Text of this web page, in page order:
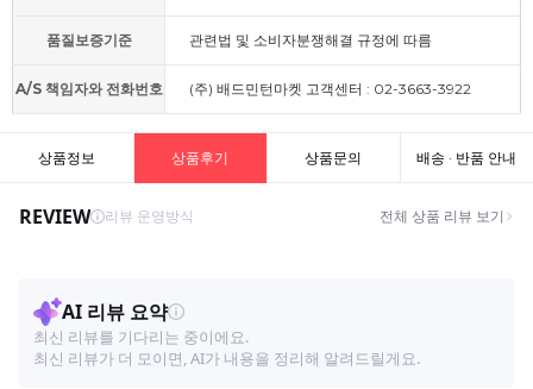
품질보증기준 관련법 및 소비자분쟁해결 규정에 따름
A/S 책임자와 전화번호 (주) 배드민턴마켓 고객센터 : 02-3663-3922
상품정보 상품후기 상품문의 배송 · 반품 안내